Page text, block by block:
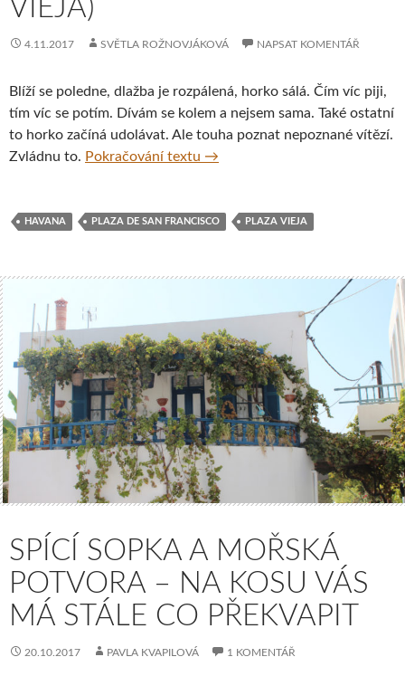
VIEJA)
4.11.2017 SVĚTLA ROŽNOVJÁKOVÁ NAPSAT KOMENTÁŘ
Blíží se poledne, dlažba je rozpálená, horko sálá. Čím víc piji,
tím víc se potím. Dívám se kolem a nejsem sama. Také ostatní
to horko začíná udolávat. Ale touha poznat nepoznané vítězí.
Zvládnu to. Pokračování textu Moje cesta Kubou – 4. část
→
HAVANA PLAZA DE SAN FRANCISCO PLAZA VIEJA
SPÍCÍ SOPKA A MOŘSKÁ
POTVORA – NA KOSU VÁS
MÁ STÁLE CO PŘEKVAPIT
20.10.2017 PAVLA KVAPILOVÁ 1 KOMENTÁŘ